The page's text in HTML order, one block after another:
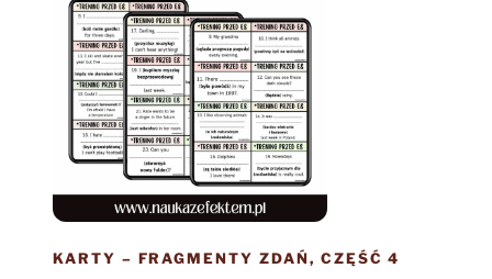
KARTY – FRAGMENTY ZDAŃ, CZĘŚĆ 4